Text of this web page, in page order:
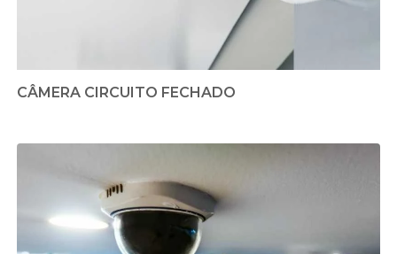
CÂMERA CIRCUITO FECHADO